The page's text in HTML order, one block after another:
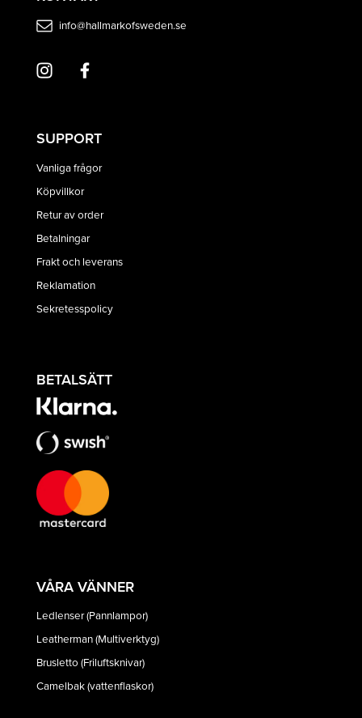
info@hallmarkofsweden.se
SUPPORT
Vanliga frågor
Köpvillkor
Retur av order
Betalningar
Frakt och leverans
Reklamation
Sekretesspolicy
BETALSÄTT
VÅRA VÄNNER
Ledlenser (Pannlampor)
Leatherman (Multiverktyg)
Brusletto (Friluftsknivar)
Camelbak (vattenflaskor)